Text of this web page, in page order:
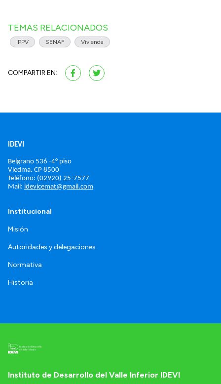
TEMAS RELACIONADOS
IPPV SENAF Vivienda
COMPARTIR EN:
IDEVI
Belgrano 536 -4° piso
Viedma. CP 8500
Teléfono: (02920) 25-7577
Mail: idevicemat@gmail.com
Institucional
Misión
Autoridades y delegaciones
Normativa
Historia
Instituto de Desarrollo del Valle Inferior IDEVI